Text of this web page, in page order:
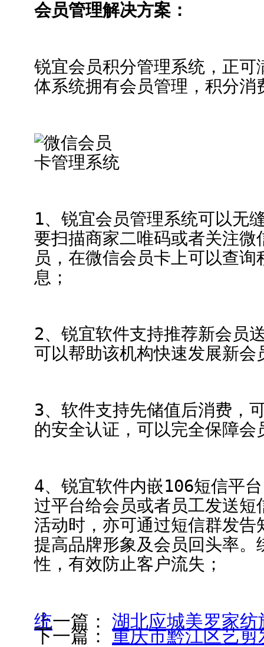
会员管理解决方案：
锐宜会员积分管理系统，正
体系统拥有会员管理，积分
1、锐宜会员管理系统可以无
要扫描商家二唯码或者关注
员，在微信会员卡上可以查
息；
2、锐宜软件支持推荐新会员
可以帮助该机构快速发展新
3、软件支持先储值后消费，
的安全认证，可以完全保障会
4、锐宜软件内嵌106短信平
过平台给会员或者员工发送
活动时，亦可通过短信群发
提高品牌形象及会员回头率
性，有效防止客户流失；
上一篇：
湖北应城美罗家纺旗舰店签约锐宜会员管理系统
下一篇： 重庆市黔江区艺